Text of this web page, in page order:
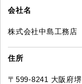
会社名
株式会社中島工務店
住所
〒599-8241 大阪府